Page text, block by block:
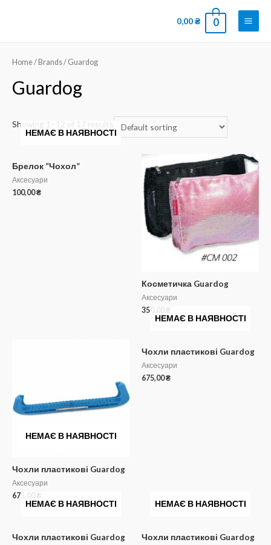
0,00₴ 0
Home/ Brands / Guardog
Guardog
Showing 1–12 of 17 results
НЕМАЄ В НАЯВНОСТІ
Брелок “Чохол”
Аксесуари
100,00₴
Косметичка Guardog
Аксесуари
350,00 ₴
НЕМАЄ В НАЯВНОСТІ
Чохли пластикові Guardog
Аксесуари
675,00 ₴
НЕМАЄ В НАЯВНОСТІ
Чохли пластикові Guardog
Аксесуари
675,00₴
НЕМАЄ В НАЯВНОСТІ
Чохли пластикові Guardog
НЕМАЄ В НАЯВНОСТІ
Чохли пластикові Guardog